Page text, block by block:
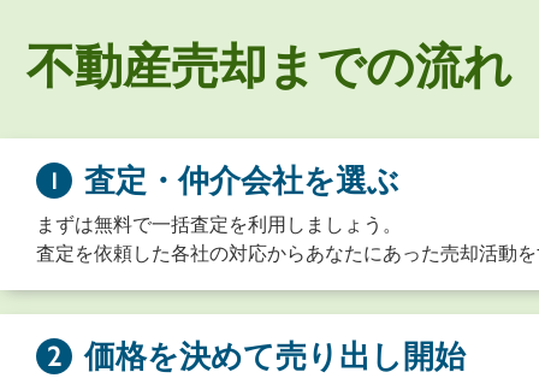
不動産売却までの流れ
査定・仲介会社を選ぶ
まずは無料で一括査定を利用しましょう。
査定を依頼した各社の対応からあなたにあった売却活動
価格を決めて売り出し開始